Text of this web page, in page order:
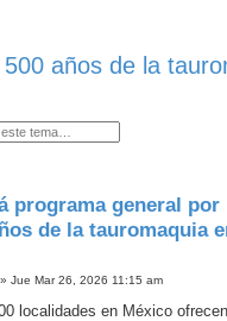
años de la
Avanzada
programa general por
de la tauromaquia
» Jue Mar 26, 2026 11:15 am
localidades en México